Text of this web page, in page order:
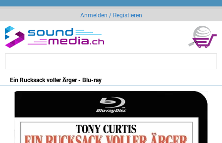
Anmelden / Registieren
Ein Rucksack voller Ärger - Blu-ray